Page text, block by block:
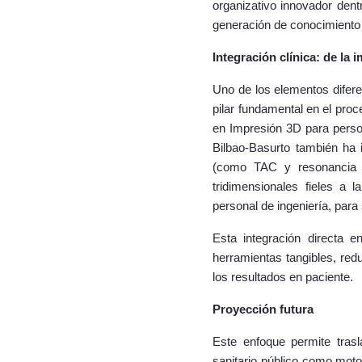
organizativo innovador
generación de
Integración clínica: de la
Uno de los elementos
pilar fundamental en el
en Impresión 3D para
Bilbao-Basurto también
(como TAC y
tridimensionales fieles a
personal de ingeniería,
Esta integración directa
herramientas tangibles,
los resultados en paciente.
Proyección futura
Este enfoque permite